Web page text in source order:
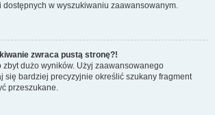
dostępnych w wyszukiwaniu zaawansowanym.
zwraca pustą stronę?!
zbyt dużo wyników. Użyj zaawansowanego
się bardziej precyzyjnie określić szukany fragment
przeszukane.